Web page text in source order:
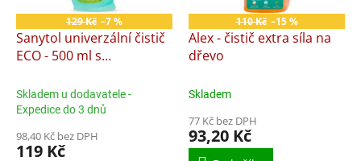
ůo
d
129 Kč –7 %
Sanytol univerzální čistič
ECO - 500 ml s
Skladem u dodavatele -
Expedice do 3 dnů
98,40 Kč bez DPH
119 Kč
110 Kč –15 %
Alex - čistič extra síla na
dřevo
Skladem
77 Kč bez DPH
93,20 Kč